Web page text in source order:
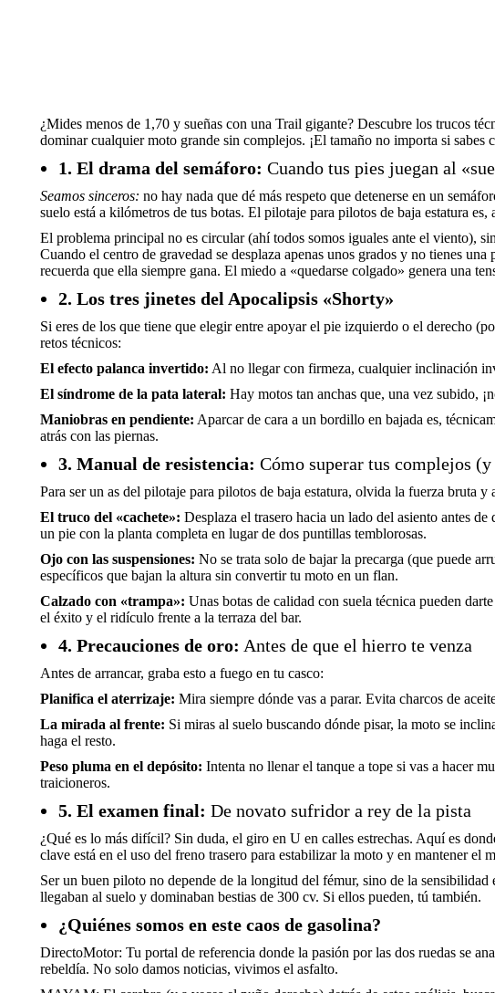
¿Mides menos de 1,70 y sueñas con una Trail gigante? Descubre los trucos
dominar cualquier moto grande sin complejos. ¡El tamaño no importa si sabes
1. El drama del semáforo: Cuando tus pies juegan al
Seamos sinceros: no hay nada que dé más respeto que detenerse en un
suelo está a kilómetros de tus botas. El pilotaje para pilotos de baja estatura
El problema principal no es circular (ahí todos somos iguales ante el viento),
Cuando el centro de gravedad se desplaza apenas unos grados y no tienes
recuerda que ella siempre gana. El miedo a «quedarse colgado» genera una
2. Los tres jinetes del Apocalipsis «Shorty»
Si eres de los que tiene que elegir entre apoyar el pie izquierdo o el derecho
retos técnicos:
El efecto palanca invertido: Al no llegar con firmeza, cualquier inclinación
El síndrome de la pata lateral: Hay motos tan anchas que, una vez subido,
Maniobras en pendiente: Aparcar de cara a un bordillo en bajada es,
atrás con las piernas.
3. Manual de resistencia: Cómo superar tus complejos
Para ser un as del pilotaje para pilotos de baja estatura, olvida la fuerza bruta y
El truco del «cachete»: Desplaza el trasero hacia un lado del asiento antes
un pie con la planta completa en lugar de dos puntillas temblorosas.
Ojo con las suspensiones: No se trata solo de bajar la precarga (que puede
específicos que bajan la altura sin convertir tu moto en un flan.
Calzado con «trampa»: Unas botas de calidad con suela técnica pueden
el éxito y el ridículo frente a la terraza del bar.
4. Precauciones de oro: Antes de que el hierro te venza
Antes de arrancar, graba esto a fuego en tu casco:
Planifica el aterrizaje: Mira siempre dónde vas a parar. Evita charcos de
La mirada al frente: Si miras al suelo buscando dónde pisar, la moto se
haga el resto.
Peso pluma en el depósito: Intenta no llenar el tanque a tope si vas a hacer
traicioneros.
5. El examen final: De novato sufridor a rey de la pista
¿Qué es lo más difícil? Sin duda, el giro en U en calles estrechas. Aquí es
clave está en el uso del freno trasero para estabilizar la moto y en mantener el
Ser un buen piloto no depende de la longitud del fémur, sino de la sensibilidad
llegaban al suelo y dominaban bestias de 300 cv. Si ellos pueden, tú también.
¿Quiénes somos en este caos de gasolina?
DirectoMotor: Tu portal de referencia donde la pasión por las dos ruedas se
rebeldía. No solo damos noticias, vivimos el asfalto.